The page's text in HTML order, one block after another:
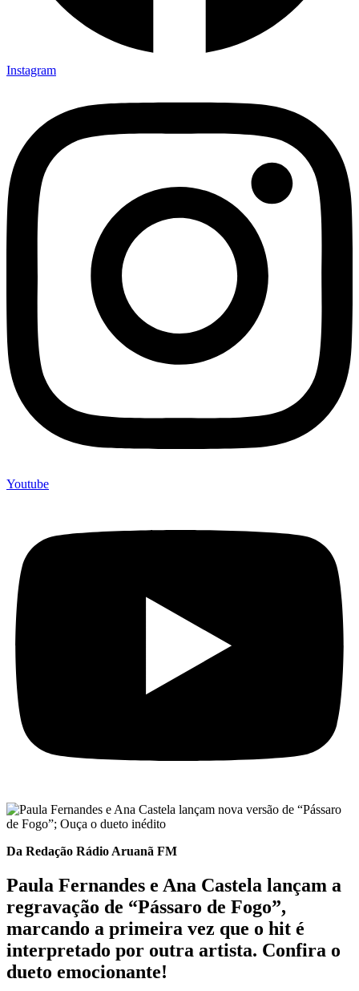
Instagram
Youtube
Da Redação Rádio Aruanã FM
Paula Fernandes e Ana Castela lançam a
regravação de “Pássaro de Fogo”,
marcando a primeira vez que o hit é
interpretado por outra artista. Confira o
dueto emocionante!